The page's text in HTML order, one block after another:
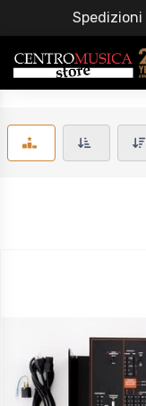
Spedizioni